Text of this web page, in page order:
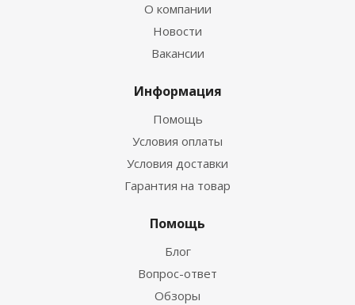
О компании
Новости
Вакансии
Информация
Помощь
Условия оплаты
Условия доставки
Гарантия на товар
Помощь
Блог
Вопрос-ответ
Обзоры